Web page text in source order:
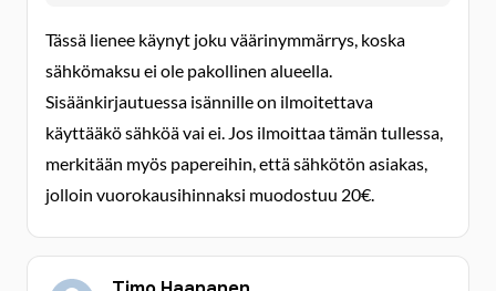
Tässä lienee käynyt joku väärinymmärrys, koska
sähkömaksu ei ole pakollinen alueella.
Sisäänkirjautuessa isännille on ilmoitettava
käyttääkö sähköä vai ei. Jos ilmoittaa tämän tullessa,
merkitään myös papereihin, että sähkötön asiakas,
jolloin vuorokausihinnaksi muodostuu 20€.